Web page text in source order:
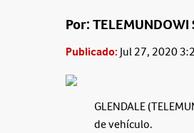
Por:
Publicado: Jul 27, 2020
GLENDALE
de vehículo.